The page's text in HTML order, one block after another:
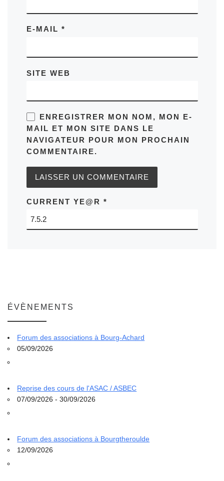
E-MAIL *
SITE WEB
ENREGISTRER MON NOM, MON E-
MAIL ET MON SITE DANS LE
NAVIGATEUR POUR MON PROCHAIN
COMMENTAIRE.
CURRENT YE@R *
ÉVÈNEMENTS
Forum des associations à Bourg-Achard
05/09/2026
Reprise des cours de l'ASAC / ASBEC
07/09/2026 - 30/09/2026
Forum des associations à Bourgtheroulde
12/09/2026